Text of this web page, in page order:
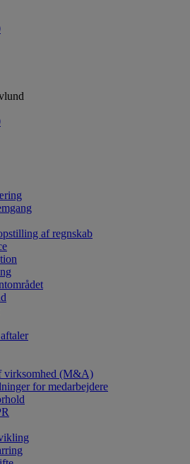
af regnskab
virksomhed (M&A)
for medarbejdere